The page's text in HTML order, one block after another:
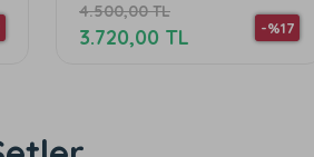
5.480,00 TL
-%34
3.570,00 TL